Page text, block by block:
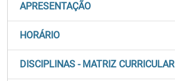
APRESENTAÇÃO
HORÁRIO
DISCIPLINAS - MATRIZ CURRICULAR